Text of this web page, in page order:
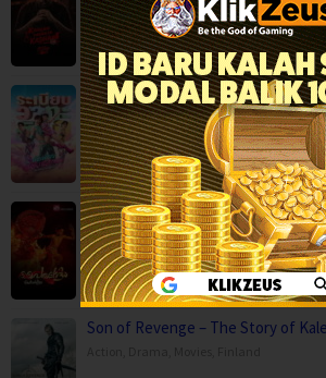
Mor Lam Rhythm (2026)
Comedy,Drama,Movies,Music,Thailand
Paithalattam (2026)
Crime,Movies,Thriller,
Son of Revenge – The Story of